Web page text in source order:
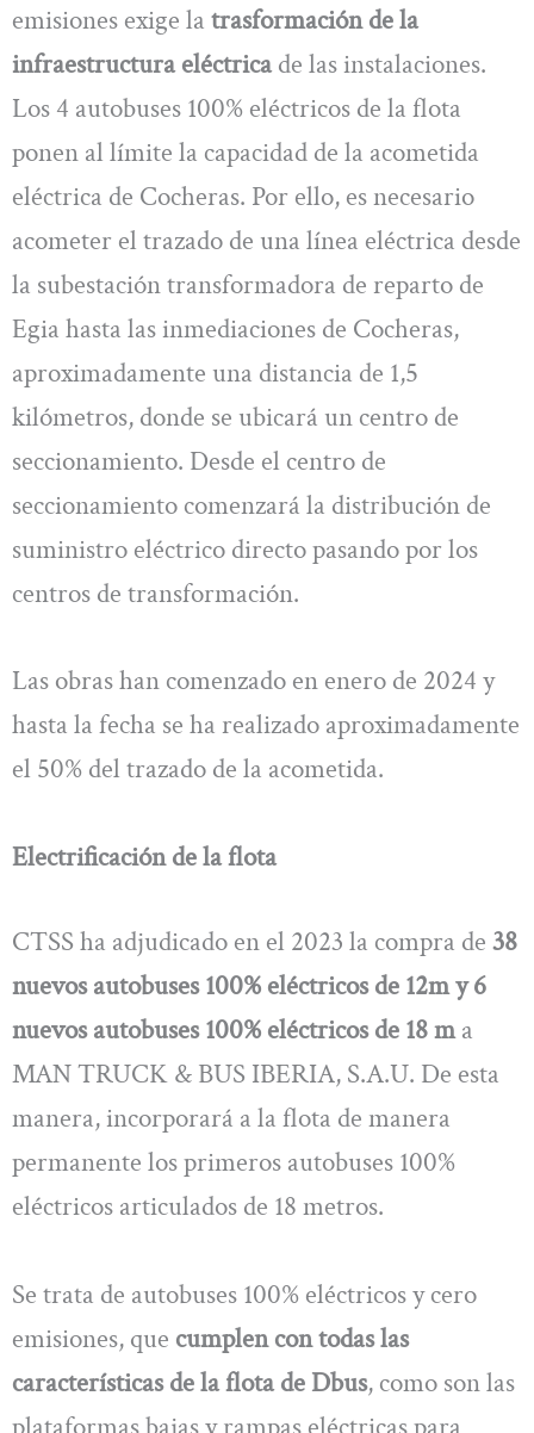
emisiones exige la trasformación de la
infraestructura eléctricade las instalaciones.
Los 4 autobuses 100% eléctricos de la flota
ponen al límite la capacidad de la acometida
eléctrica de Cocheras. Por ello, es necesario
acometer el trazado de una línea eléctrica desde
la subestación transformadora de reparto de
Egia hasta las inmediaciones de Cocheras,
aproximadamente una distancia de 1,5
kilómetros, donde se ubicará un centro de
seccionamiento. Desde el centro de
seccionamiento comenzará la distribución de
suministro eléctrico directo pasando por los
centros de transformación.
Las obras han comenzado en enero de 2024 y
hasta la fecha se ha realizado aproximadamente
el 50% del trazado de la acometida.
Electrificación de la flota
CTSS ha adjudicado en el 2023 la compra de 38
nuevos autobuses 100% eléctricos de 12m y 6
nuevos autobuses 100% eléctricos de 18 ma
MAN TRUCK & BUS IBERIA, S.A.U. De esta
manera, incorporará a la flota de manera
permanente los primeros autobuses 100%
eléctricos articulados de 18 metros.
Se trata de autobuses 100% eléctricos y cero
emisiones, que cumplen con todas las
características de la flota de Dbus, como son las